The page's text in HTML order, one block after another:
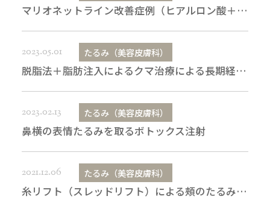
マリオネットライン改善症例（ヒアルロン酸＋ボトックス）
2023.05.01 たるみ（美容皮膚科）
脱脂法＋脂肪注入によるクマ治療による長期経過における問題点
2023.02.13 たるみ（美容皮膚科）
鼻横の表情たるみを取るボトックス注射
2021.12.06 たるみ（美容皮膚科）
糸リフト（スレッドリフト）による頰のたるみ取り